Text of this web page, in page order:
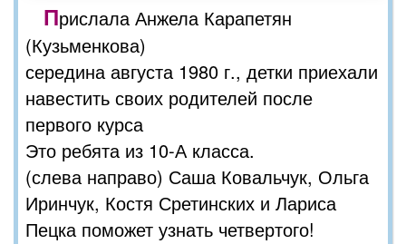
Прислала Анжела Карапетян
(Кузьменкова)
середина августа 1980 г., детки приехали
навестить своих родителей после
первого курса
Это ребята из 10-А класса.
(слева направо) Саша Ковальчук, Ольга
Иринчук, Костя Сретинских и Лариса
Пецка поможет узнать четвертого!